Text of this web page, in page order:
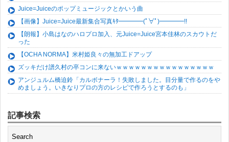
Juice=Juiceのポップミュージックとかいう曲
【画像】Juice=Juice最新集合写真ｷﾀ━━━━(ﾟ∀ﾟ)━━━━!!
【朗報】小島はなのハロプロ加入、元Juice=Juice宮本佳林のスカウトだ
った
【OCHA NORMA】米村姫良々の無加工ドアップ
ズッキだけ譜久村の卒コンに来ないｗｗｗｗｗｗｗｗｗｗｗｗｗｗｗｗ
アンジュルム橋迫鈴「カルボナーラ！失敗しました。目分量で作るのをや
めましょう。いきなりプロの方のレシピで作ろうとするのも」
記事検索